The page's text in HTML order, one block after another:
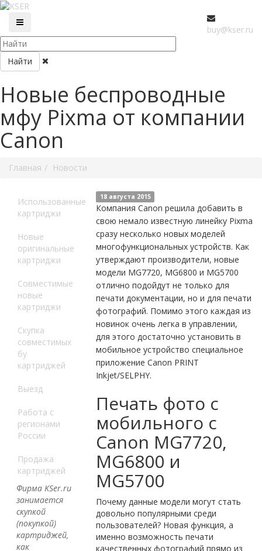
buy@kser.ru
Найти
Новые беспроводные
мфу Pixma от компании
Canon
Главная Новости
Использованные
картриджи
Новые
оригинальные
картриджи
Совместимые
новые
картриджи
Скупка
совместимых
бу
картриджей
Выезд
Работа с
регионами
России
Продажа
картриджей
Фирма KSer.ru
занимается
скупкой
(покупкой)
картриджей,
как
18 августа 2015
Компания Canon решила добавить в
свою немало известную линейку Pixma
сразу несколько новых моделей
многофункциональных устройств. Как
утверждают производители, новые
модели MG7720, MG6800 и MG5700
отлично подойдут не только для
печати документации, но и для печати
фотографий. Помимо этого каждая из
новинок очень легка в управлении,
для этого достаточно установить в
мобильное устройство специальное
приложение Canon PRINT
Inkjet/SELPHY.
Печать фото с
мобильного с
Canon MG7720,
MG6800 и
MG5700
Почему данные модели могут стать
довольно популярными среди
пользователей? Новая функция, а
именно возможность печати
качественных фотографий прямо из